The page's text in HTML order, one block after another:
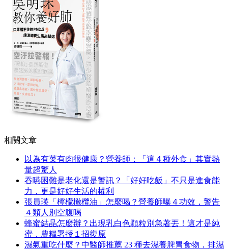
相關文章
以為有菜有肉很健康？營養師：「這４種外食」其實熱
量超驚人
吞嚥困難是老化還是警訊？「好好吃飯」不只是進食能
力，更是好好生活的權利
張員瑛「檸檬橄欖油」怎麼喝？營養師曝４功效，警告
４類人別空腹喝
蜂蜜結晶怎麼辦？出現乳白色顆粒別急著丟！這才是純
蜜，農糧署授１招復原
濕氣重吃什麼？中醫師推薦 23 種去濕養脾胃食物，排濕